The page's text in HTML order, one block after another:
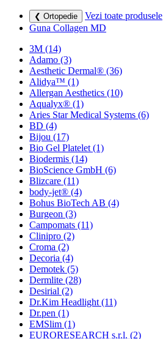
❮ Ortopedie
Vezi toate produsele
Guna Collagen MD
3M (14)
Adamo (3)
Aesthetic Dermal® (36)
Alidya™ (1)
Allergan Aesthetics (10)
Aqualyx® (1)
Aries Star Medical Systems (6)
BD (4)
Bijou (17)
Bio Gel Platelet (1)
Biodermis (14)
BioScience GmbH (6)
Blizcare (11)
body-jet® (4)
Bohus BioTech AB (4)
Burgeon (3)
Campomats (11)
Clinipro (2)
Croma (2)
Decoria (4)
Demotek (5)
Dermlite (28)
Desirial (2)
Dr.Kim Headlight (11)
Dr.pen (1)
EMSlim (1)
EURORESEARCH s.r.l. (2)